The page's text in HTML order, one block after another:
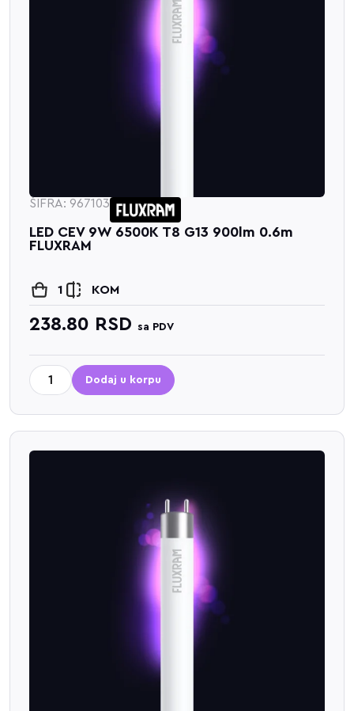
ŠIFRA: 967103
LED CEV 9W 6500K T8 G13 900lm 0.6m
FLUXRAM
1 KOM
238.80 RSD sa PDV
Dodaj u korpu